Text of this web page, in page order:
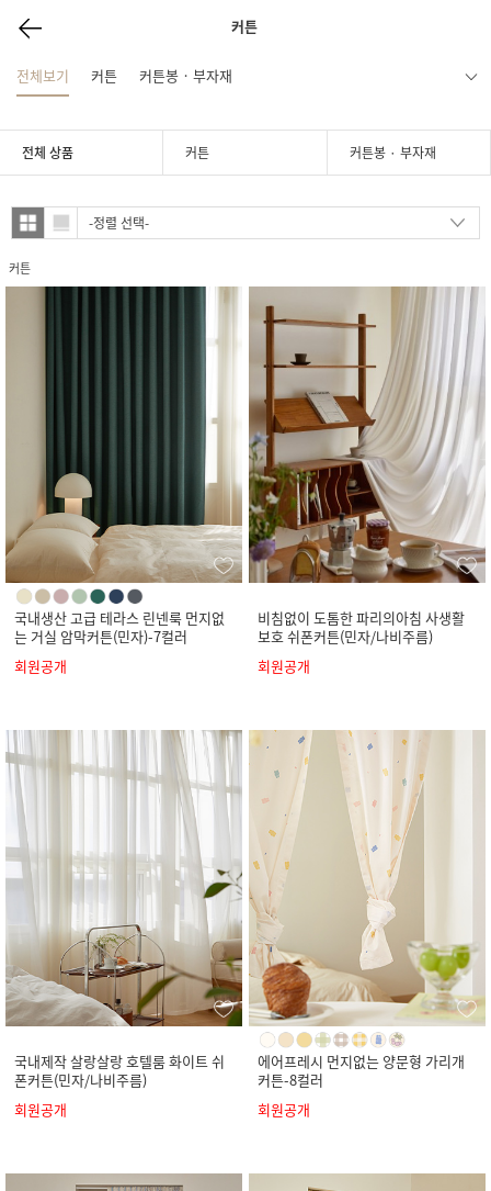
커튼
전체보기 커튼 커튼봉 · 부자재
전체 상품 커튼 커튼봉 · 부자재
커튼
국내생산 고급 테라스 린넨룩 먼지없
는 거실 암막커튼(민자)-7컬러
회원공개
비침없이 도톰한 파리의아침 사생활
보호 쉬폰커튼(민자/나비주름)
회원공개
국내제작 살랑살랑 호텔룸 화이트 쉬
폰커튼(민자/나비주름)
회원공개
에어프레시 먼지없는 양문형 가리개
커튼-8컬러
회원공개